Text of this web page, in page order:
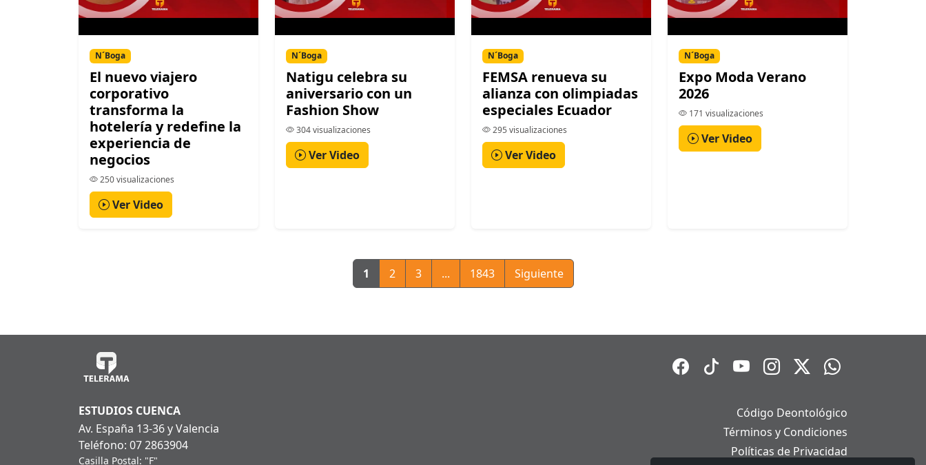
N´Boga
El nuevo viajero
corporativo
transforma la
hotelería y redefine la
experiencia de
negocios
250 visualizaciones
Ver Video
N´Boga
Natigu celebra su
aniversario con un
Fashion Show
304 visualizaciones
Ver Video
N´Boga
FEMSA renueva su
alianza con olimpiadas
especiales Ecuador
295 visualizaciones
Ver Video
N´Boga
Expo Moda Verano
2026
171 visualizaciones
Ver Video
1 2 3 ... 1843 Siguiente
ESTUDIOS CUENCA
Av. España 13-36 y Valencia
Teléfono: 07 2863904
Casilla Postal: "F"
Código Deontológico
Términos y Condiciones
Políticas de Privacidad